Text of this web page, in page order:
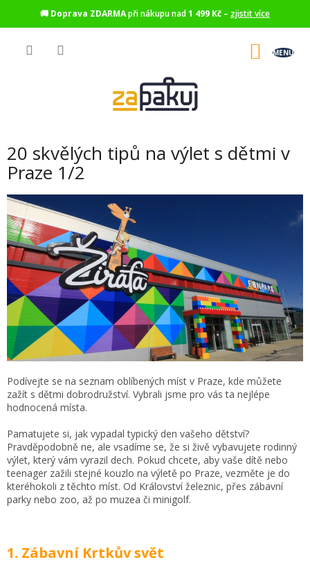
🚚 Doprava ZDARMApři nákupu nad1 499 Kč – zjistit více
20 skvělých tipů na výlet s dětmi v
Praze 1/2
Podívejte se na seznam oblíbených míst v Praze, kde můžete
zažít s dětmi dobrodružství. Vybrali jsme pro vás ta nejlépe
hodnocená místa.
Pamatujete si, jak vypadal typický den vašeho dětství?
Pravděpodobně ne, ale vsadíme se, že si živě vybavujete rodinný
výlet, který vám vyrazil dech. Pokud chcete, aby vaše dítě nebo
teenager zažili stejné kouzlo na výletě po Praze, vezměte je do
kteréhokoli z těchto míst. Od Království železnic, přes zábavní
parky nebo zoo, až po muzea či minigolf.
1. Zábavní Krtkův svět